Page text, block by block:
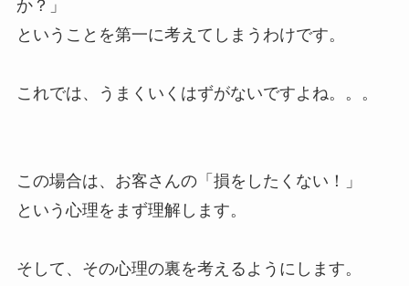
か？」
ということを第一に考えてしまうわけです。
これでは、うまくいくはずがないですよね。。。
この場合は、お客さんの「損をしたくない！」
という心理をまず理解します。
そして、その心理の裏を考えるようにします。